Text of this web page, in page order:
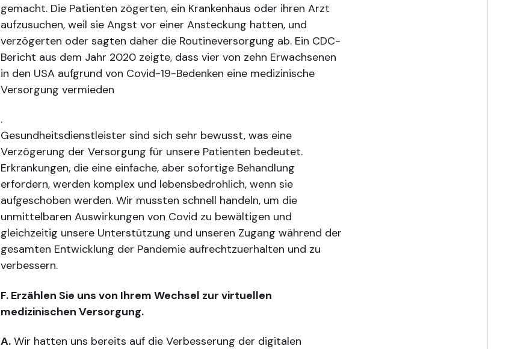
gemacht. Die Patienten zögerten, ein Krankenhaus oder ihren Arzt
aufzusuchen, weil sie Angst vor einer Ansteckung hatten, und
verzögerten oder sagten daher die Routineversorgung ab. Ein CDC-
Bericht aus dem Jahr 2020 zeigte, dass vier von zehn Erwachsenen
in den USA aufgrund von Covid-19-Bedenken eine medizinische
Versorgung vermieden
.
Gesundheitsdienstleister sind sich sehr bewusst, was eine
Verzögerung der Versorgung für unsere Patienten bedeutet.
Erkrankungen, die eine einfache, aber sofortige Behandlung
erfordern, werden komplex und lebensbedrohlich, wenn sie
aufgeschoben werden. Wir mussten schnell handeln, um die
unmittelbaren Auswirkungen von Covid zu bewältigen und
gleichzeitig unsere Unterstützung und unseren Zugang während der
gesamten Entwicklung der Pandemie aufrechtzuerhalten und zu
verbessern.
F. Erzählen Sie uns von Ihrem Wechsel zur virtuellen
medizinischen Versorgung.
A. Wir hatten uns bereits auf die Verbesserung der digitalen